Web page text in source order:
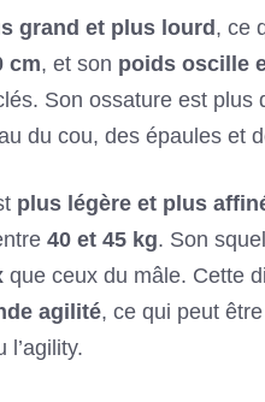
grand et plus lourd , ce
cm, et son poids oscille
Son ossature est plus
du cou, des épaules et
plus légère et plus
40 et 45 kg. Son
que ceux du mâle. Cette
agilité, ce qui peut
l’agility.